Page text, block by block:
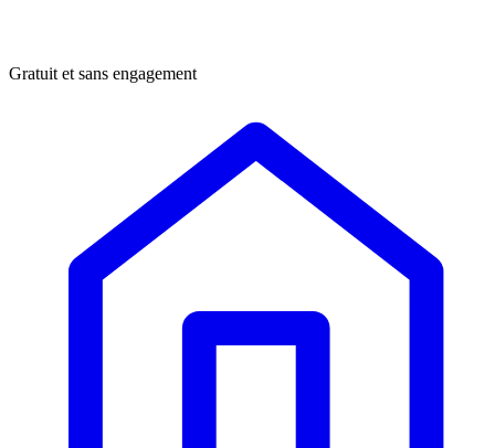
Gratuit et sans engagement